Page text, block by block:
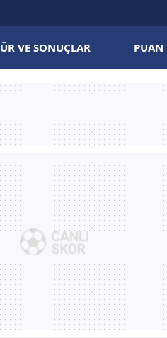
VE SONUÇLAR PUAN